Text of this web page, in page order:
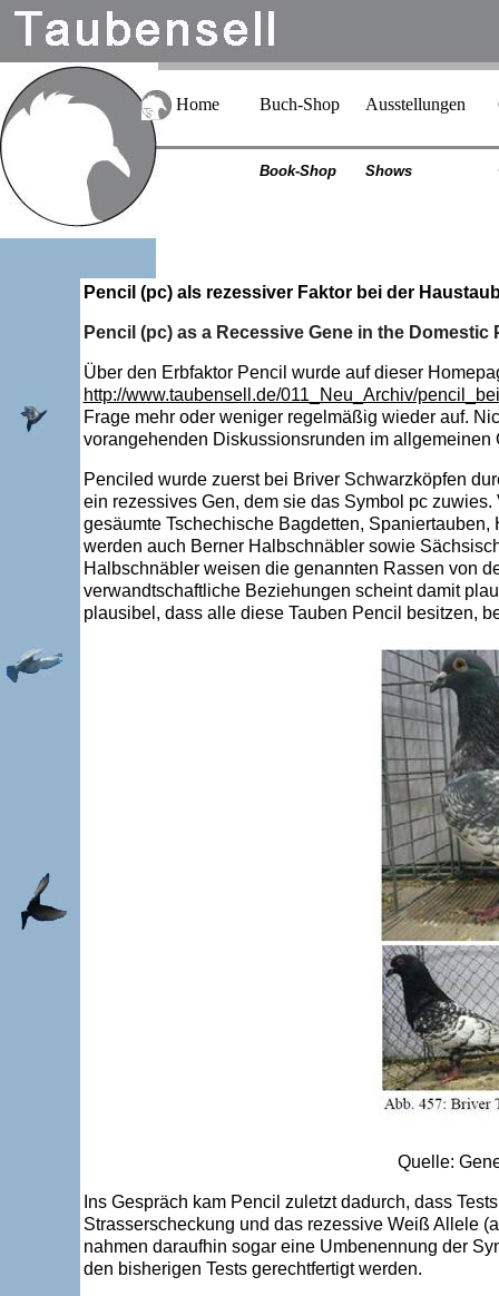
Home Buch-Shop Ausstellungen
Book-Shop Shows
Pencil (pc) als rezessiver Faktor bei der
Pencil (pc) as a Recessive Gene in the Domestic
Über den Erbfaktor Pencil wurde auf dieser
http://www.taubensell.de/011_Neu_Archiv/
Frage mehr oder weniger regelmäßig wieder auf.
vorangehenden Diskussionsrunden im allgemeinen
Penciled wurde zuerst bei Briver Schwarzköpfen
ein rezessives Gen, dem sie das Symbol pc
gesäumte Tschechische Bagdetten,
werden auch Berner Halbschnäbler sowie
Halbschnäbler weisen die genannten Rassen von
verwandtschaftliche Beziehungen scheint damit
plausibel, dass alle diese Tauben Pencil besitzen,
Quelle:
Ins Gespräch kam Pencil zuletzt dadurch, dass
Strasserscheckung und das rezessive Weiß Allele
nahmen daraufhin sogar eine Umbenennung der
den bisherigen Tests gerechtfertigt werden.